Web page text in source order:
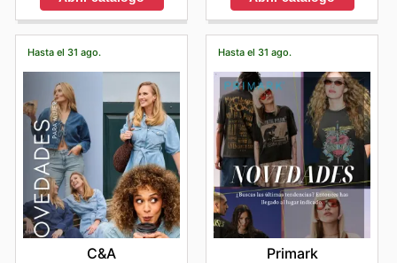
Hasta el 31 ago.
C&A
Hasta el 31 ago.
Primark